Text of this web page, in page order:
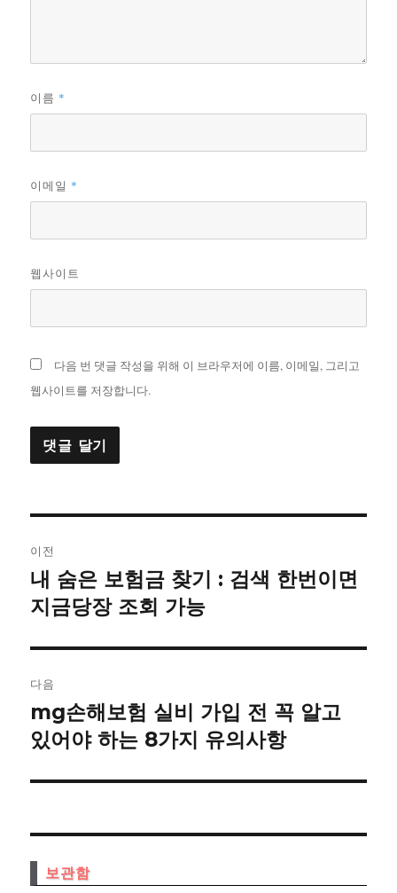
이름 *
이메일 *
웹사이트
다음 번 댓글 작성을 위해 이 브라우저에 이름, 이메일, 그리고
웹사이트를 저장합니다.
내
비
게
이
션
이전
이
전
내 숨은 보험금 찾기 : 검색 한번이면
지금당장 조회 가능
다음
다
음
mg손해보험 실비 가입 전 꼭 알고
있어야 하는 8가지 유의사항
보관함